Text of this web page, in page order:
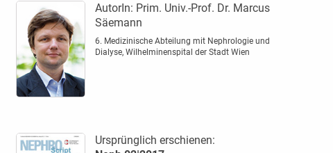
AutorIn: Prim. Univ.-Prof. Dr. Marcus
Säemann
6. Medizinische Abteilung mit ­Nephrologie und
Dialyse, Wilhelminenspital der Stadt Wien
Ursprünglich erschienen: